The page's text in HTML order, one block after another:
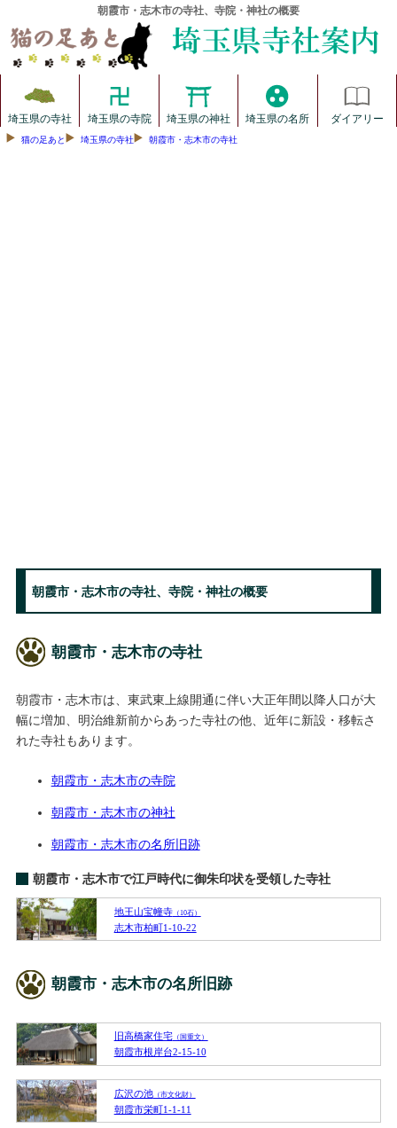
朝霞市・志木市の寺社、寺院・神社の概要
埼玉県の寺社 埼玉県の寺院 埼玉県の神社 埼玉県の名所 ダイアリー
猫の足あと 埼玉県の寺社 朝霞市・志木市の寺社
朝霞市・志木市の寺社、寺院・神社の概要
朝霞市・志木市の寺社
朝霞市・志木市は、東武東上線開通に伴い大正年間以降人口が大
幅に増加、明治維新前からあった寺社の他、近年に新設・移転さ
れた寺社もあります。
朝霞市・志木市の寺院
朝霞市・志木市の神社
朝霞市・志木市の名所旧跡
朝霞市・志木市で江戸時代に御朱印状を受領した寺社
地王山宝幢寺（10石）
志木市柏町1-10-22
朝霞市・志木市の名所旧跡
旧高橋家住宅（国重文）
朝霞市根岸台2-15-10
広沢の池（市文化財）
朝霞市栄町1-1-11